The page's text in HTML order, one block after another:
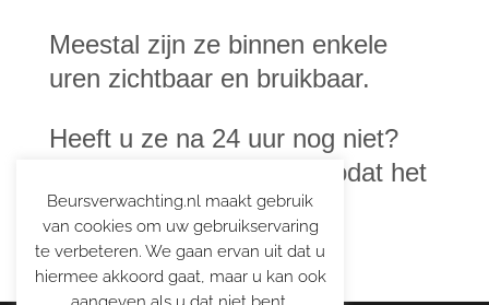
Meestal zijn ze binnen enkele
uren zichtbaar en bruikbaar.
Heeft u ze na 24 uur nog niet?
Stuur dan wel een mail zodat het
wordt geregeld.
Beursverwachting.nl maakt gebruik
van cookies om uw gebruikservaring
te verbeteren. We gaan ervan uit dat u
hiermee akkoord gaat, maar u kan ook